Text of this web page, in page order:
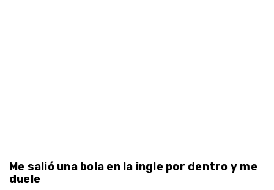
Me salió una bola en la ingle por dentro y me
duele